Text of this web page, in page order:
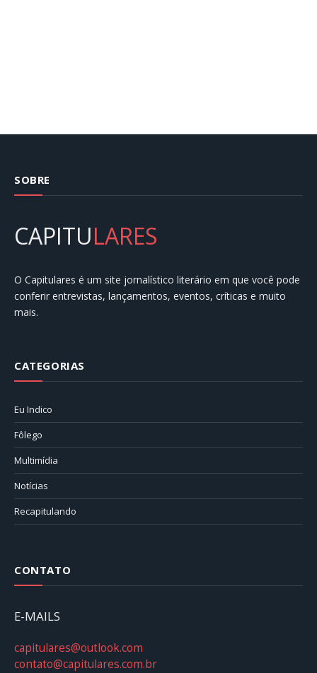
SOBRE
CAPITULARES
O Capitulares é um site jornalístico literário em que você pode
conferir entrevistas, lançamentos, eventos, críticas e muito
mais.
CATEGORIAS
Eu Indico
Fôlego
Multimídia
Notícias
Recapitulando
CONTATO
E-MAILS
capitulares@outlook.com
contato@capitulares.com.br